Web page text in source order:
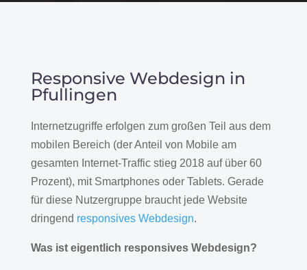
Responsive Webdesign in
Pfullingen
Internetzugriffe erfolgen zum großen Teil aus dem
mobilen Bereich (der Anteil von Mobile am
gesamten Internet-Traffic stieg 2018 auf über 60
Prozent), mit Smartphones oder Tablets. Gerade
für diese Nutzergruppe braucht jede Website
dringend responsives Webdesign.
Was ist eigentlich responsives Webdesign?